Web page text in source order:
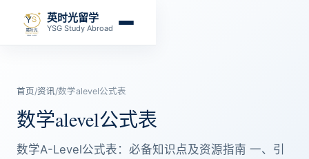
英时光留学
YSG Study Abroad
首页/资讯/数学alevel公式表
数学alevel公式表
数学A-Level公式表：必备知识点及资源指南 一、引